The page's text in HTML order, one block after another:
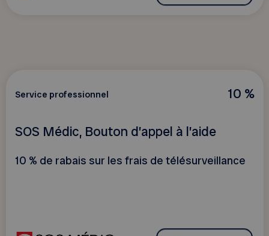
10 %
Service professionnel
SOS Médic, Bouton d’appel à l’aide
10 % de rabais sur les frais de télésurveillance